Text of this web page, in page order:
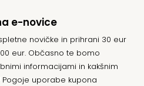
e-novice
novičke in prihrani 30 eur
eur. Občasno te bomo
informacijami in kakšnim
uporabe kupona